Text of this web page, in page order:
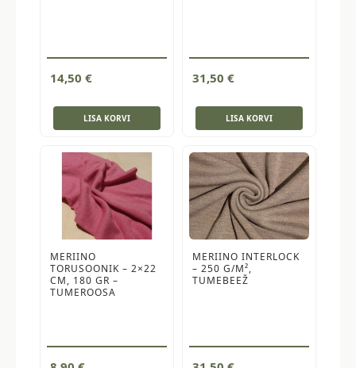
14,50 €
LISA KORVI
31,50 €
LISA KORVI
MERIINO
TORUSOONIK – 2×22
CM, 180 GR –
TUMEROOSA
MERIINO INTERLOCK
– 250 G/M²,
TUMEBEEŽ